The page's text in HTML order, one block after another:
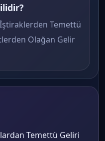
İştiraklerden Temettü
Olağan Gelir
Temettü Geliri